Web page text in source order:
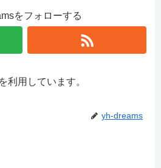
をフォローする
利用しています。
yh-dreams